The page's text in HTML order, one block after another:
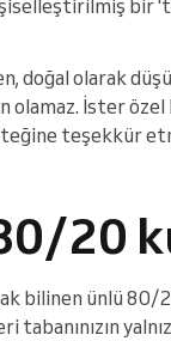
bir
doğal olarak
olamaz. İster
teşekkür
20
bilinen ünlü 80/
tabanınızın